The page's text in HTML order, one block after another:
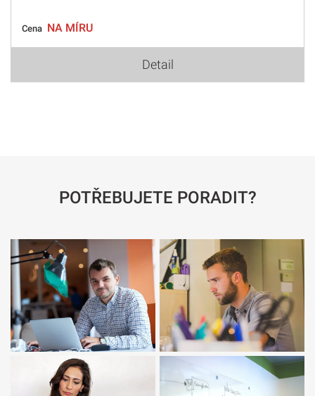
Cena NA MÍRU
Detail
POTŘEBUJETE PORADIT?